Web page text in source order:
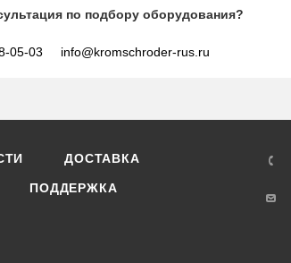
по подбору оборудования?
05-03 info@kromschroder-rus.ru
ДОСТАВКА
ПОДДЕРЖКА